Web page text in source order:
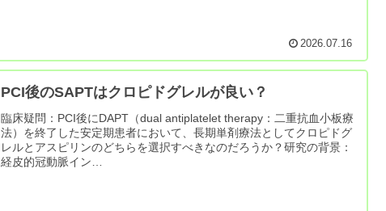
2026.07.16
PCI後のSAPTはクロピドグレルが良い？
臨床疑問：PCI後にDAPT（dual antiplatelet therapy：二重抗血小板療
法）を終了した安定期患者において、長期単剤療法としてクロピドグ
レルとアスピリンのどちらを選択すべきなのだろうか？研究の背景：
経皮的冠動脈イン…